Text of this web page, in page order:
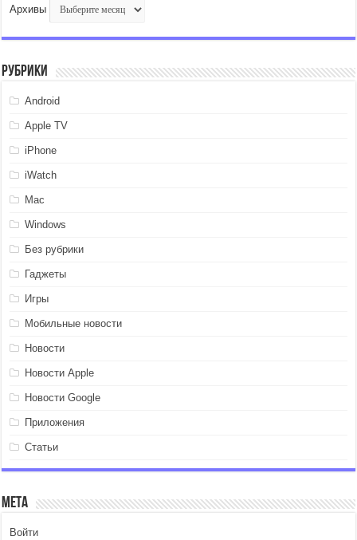
Архивы
Рубрики
Android
Apple TV
iPhone
iWatch
Mac
Windows
Без рубрики
Гаджеты
Игры
Мобильные новости
Новости
Новости Apple
Новости Google
Приложения
Статьи
Мета
Войти